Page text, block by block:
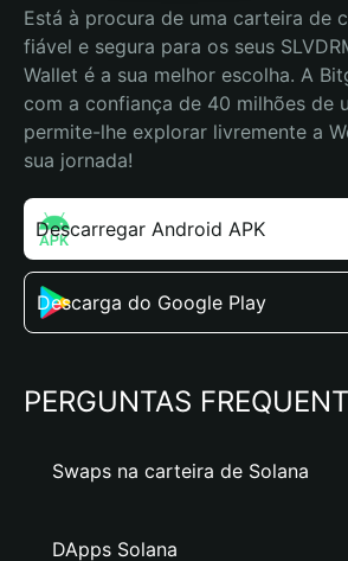
Está à procura de uma carteira de
fiável e segura para os seus
Wallet é a sua melhor escolha. A
com a confiança de 40 milhões de
permite-lhe explorar livremente a
sua jornada!
Descarregar Android APK
Descarga do Google Play
PERGUNTAS
Swaps na carteira de Solana
DApps Solana